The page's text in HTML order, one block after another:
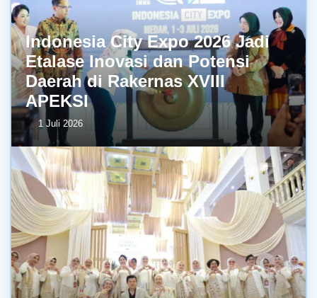
Indonesia City Expo 2026 Jadi
Etalase Inovasi dan Potensi
Daerah di Rakernas XVIII
APEKSI
1 Juli 2026